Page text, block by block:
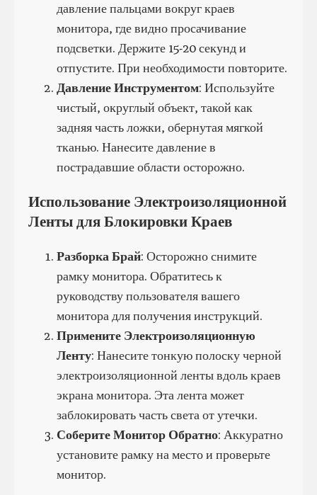
давление пальцами вокруг краев
монитора, где видно просачивание
подсветки. Держите 15-20 секунд и
отпустите. При необходимости повторите.
Давление Инструментом: Используйте
чистый, округлый объект, такой как
задняя часть ложки, обернутая мягкой
тканью. Нанесите давление в
пострадавшие области осторожно.
Использование Электроизоляционной
Ленты для Блокировки Краев
Разборка Брай: Осторожно снимите
рамку монитора. Обратитесь к
руководству пользователя вашего
монитора для получения инструкций.
Примените Электроизоляционную
Ленту: Нанесите тонкую полоску черной
электроизоляционной ленты вдоль краев
экрана монитора. Эта лента может
заблокировать часть света от утечки.
Соберите Монитор Обратно: Аккуратно
установите рамку на место и проверьте
монитор.